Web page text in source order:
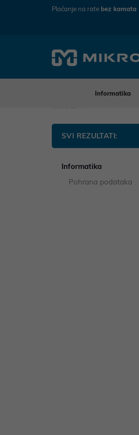
Plaćanje na rate bez kamata
Informatika
SVI REZULTATI:
Informatika
Pohrana podataka